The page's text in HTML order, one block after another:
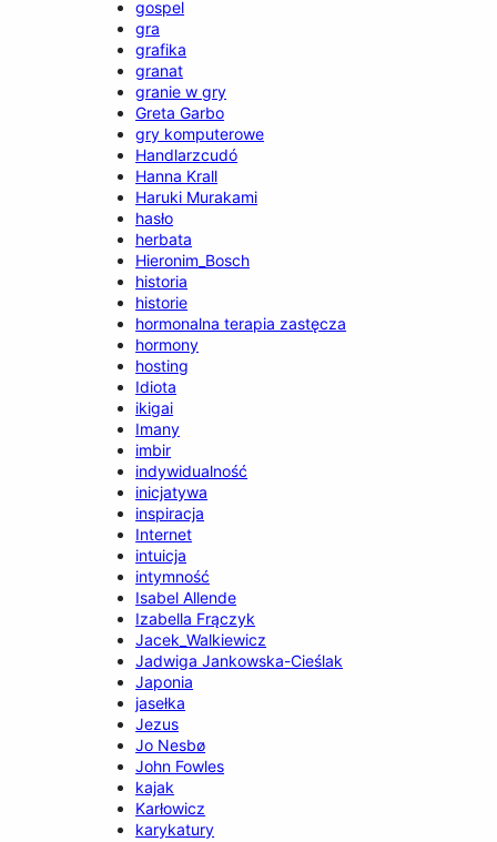
gospel
gra
grafika
granat
granie w gry
Greta Garbo
gry komputerowe
Handlarzcudó
Hanna Krall
Haruki Murakami
hasło
herbata
Hieronim_Bosch
historia
historie
hormonalna terapia zastęcza
hormony
hosting
Idiota
ikigai
Imany
imbir
indywidualność
inicjatywa
inspiracja
Internet
intuicja
intymność
Isabel Allende
Izabella Frączyk
Jacek_Walkiewicz
Jadwiga Jankowska-Cieślak
Japonia
jasełka
Jezus
Jo Nesbø
John Fowles
kajak
Karłowicz
karykatury